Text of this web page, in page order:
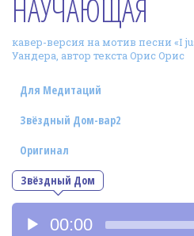
Фотогалерея
In English
Видео
Ииссиидиология
Номера песен
НАУЧАЮЩАЯ
кавер-версия на мотив песни «I
Уандера, автор текста Орис Орис
Звёздный Дом
Для Медитаций
Звёздный Дом-вар2
Оригинал
Аудиоплеер
00:00